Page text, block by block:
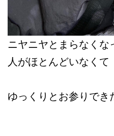
ニヤニヤとまらなくな
人がほとんどいなくて
ゆっくりとお参りでき